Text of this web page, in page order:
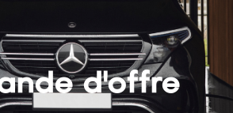
d'offre